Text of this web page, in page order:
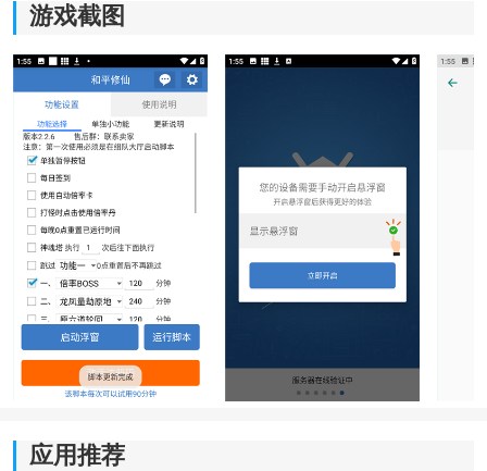
软件功能：
1、操作优化：
可灵活调整触控灵敏度与按键布局，使游戏操作更加顺
手，提升整体流畅度。
2、云端同步：
支持账号绑定，自定义设置自动保存至云端，更换设备
后可一键恢复。
游戏截图
应用推荐